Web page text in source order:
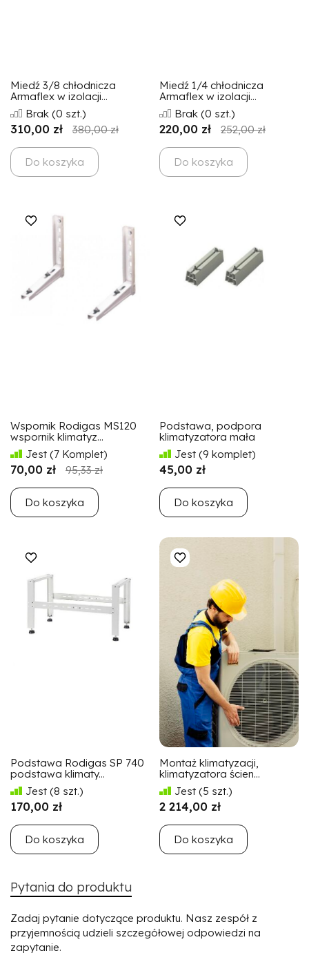
Miedź 3/8 chłodnicza
Armaflex w izolacji...
Brak (0 szt.)
310,00 zł 380,00 zł
Do koszyka
Miedź 1/4 chłodnicza
Armaflex w izolacji...
Brak (0 szt.)
220,00 zł 252,00 zł
Do koszyka
Wspornik Rodigas MS120
wspornik klimatyz...
Jest (7 Komplet)
70,00 zł 95,33 zł
Do koszyka
Podstawa, podpora
klimatyzatora mała
Jest (9 komplet)
45,00 zł
Do koszyka
Podstawa Rodigas SP 740
podstawa klimaty...
Jest (8 szt.)
170,00 zł
Do koszyka
Montaż klimatyzacji,
klimatyzatora ścien...
Jest (5 szt.)
2 214,00 zł
Do koszyka
Pytania do produktu
Zadaj pytanie dotyczące produktu. Nasz zespół z
przyjemnością udzieli szczegółowej odpowiedzi na
zapytanie.